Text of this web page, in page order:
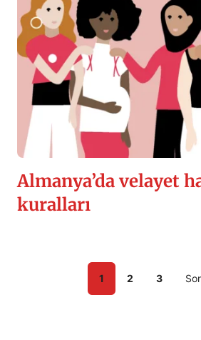
Almanya’da velayet
kuralları
1 2 3